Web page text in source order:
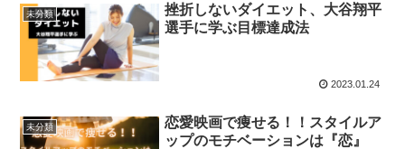
未分類
挫折しないダイエット、大谷翔平
選手に学ぶ目標達成法
2023.01.24
未分類
恋愛映画で痩せる！！スタイルア
ップのモチベーションは『恋』